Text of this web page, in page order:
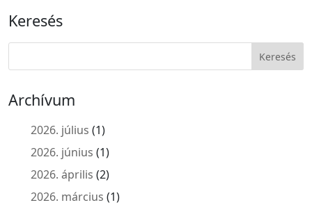
Keresés
Archívum
2026. július (1)
2026. június (1)
2026. április (2)
2026. március (1)